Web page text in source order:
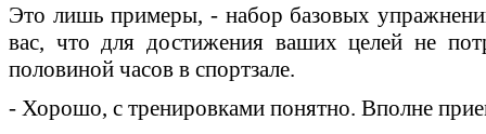
Это лишь примеры, - набор базовых
вас, что для достижения ваших целей не
половиной часов в спортзале.
- Хорошо, с тренировками понятно. Вполне